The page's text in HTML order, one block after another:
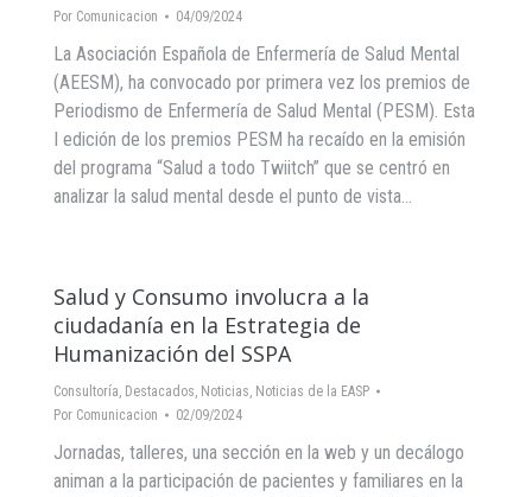
Por Comunicacion 04/09/2024
La Asociación Española de Enfermería de Salud Mental
(AEESM), ha convocado por primera vez los premios de
Periodismo de Enfermería de Salud Mental (PESM). Esta
I edición de los premios PESM ha recaído en la emisión
del programa “Salud a todo Twiitch” que se centró en
analizar la salud mental desde el punto de vista…
Salud y Consumo involucra a la
ciudadanía en la Estrategia de
Humanización del SSPA
Consultoría, Destacados, Noticias, Noticias de la EASP
Por Comunicacion 02/09/2024
Jornadas, talleres, una sección en la web y un decálogo
animan a la participación de pacientes y familiares en la